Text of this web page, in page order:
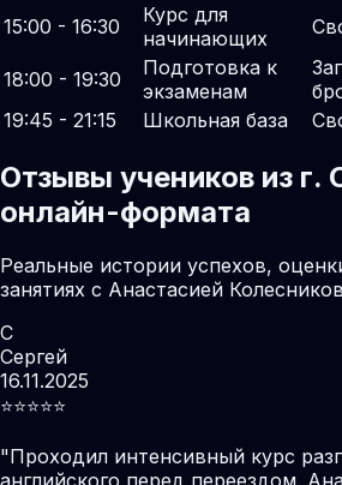
15:00 - 16:30
Курс для
начинающих
18:00 - 19:30
Подготовка к
экзаменам
19:45 - 21:15
Школьная база
Отзывы учеников из г.
онлайн-формата
Реальные истории успехов,
занятиях с Анастасией
С
Сергей
16.11.2025
⭐️⭐️⭐️⭐️⭐️
"Проходил интенсивный курс
английского перед переездом.